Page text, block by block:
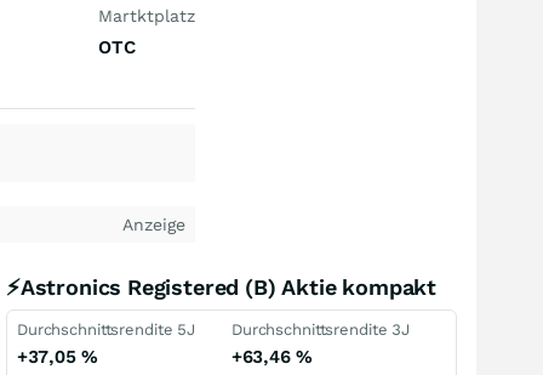
Martktplatz
OTC
Anzeige
⚡Astronics Registered (B) Aktie kompakt
Durchschnittsrendite 5J
+37,05 %
Durchschnittsrendite 3J
+63,46 %